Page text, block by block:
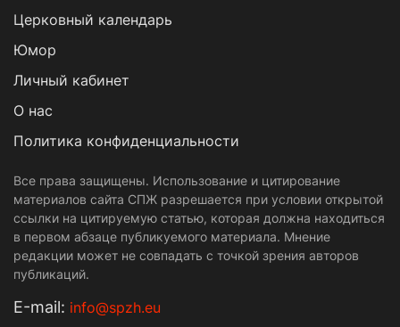
Церковный календарь
Юмор
Личный кабинет
О нас
Политика конфиденциальности
Все права защищены. Использование и цитирование
материалов сайта СПЖ разрешается при условии открытой
ссылки на цитируемую статью, которая должна находиться
в первом абзаце публикуемого материала. Мнение
редакции может не совпадать с точкой зрения авторов
публикаций.
Е-mail: info@spzh.eu